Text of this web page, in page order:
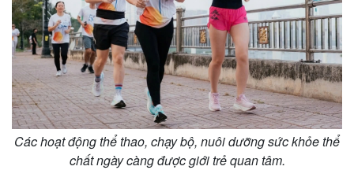
Các hoạt động thể thao, chạy bộ, nuôi dưỡng sức khỏe thể
chất ngày càng được giới trẻ quan tâm.